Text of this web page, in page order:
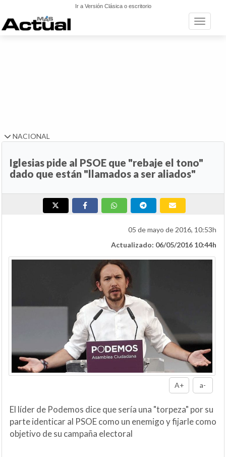
Ir a Versión Clásica o escritorio
Toggle
NACIONAL
Iglesias pide al PSOE que "rebaje el tono"
dado que están "llamados a ser aliados"
05 de mayo de 2016, 10:53h
Actualizado: 06/05/2016 10:44h
A+ a-
El líder de Podemos dice que sería una "torpeza" por su
parte identicar al PSOE como un enemigo y fijarle como
objetivo de su campaña electoral